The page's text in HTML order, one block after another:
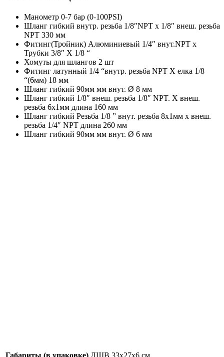
Манометр 0-7 бар (0-100PSI)
Шланг гибкий внутр. резьба 1/8″NPT х 1/8″ внеш. резьба
NPT 330 мм
Фитинг(Тройник) Алюминиевый 1/4″ внут.NPT х
Трубки 3/8″ X 1/8 “
Хомуты для шлангов 2 шт
Фитинг латунный 1/4 “внутр. резьба NPT X елка 1/8
“(6мм) 18 мм
Шланг гибкий 90мм мм внут. Ø 8 мм
Шланг гибкий 1/8″ внеш. резьба 1/8″ NPT. X внеш.
резьба 6х1мм длина 160 мм
Шланг гибкий Резьба 1/8 ” внут. резьба 8х1мм х внеш.
резьба 1/4″ NPT длина 260 мм
Шланг гибкий 90мм мм внут. Ø 6 мм